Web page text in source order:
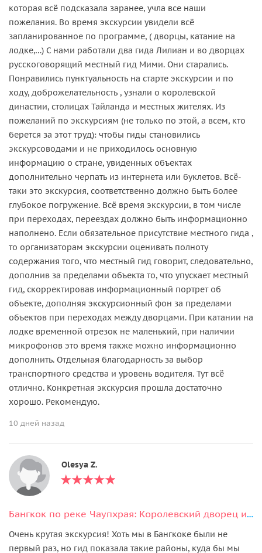
которая всё подсказала заранее, учла все наши
пожелания. Во время экскурсии увидели всё
запланированное по программе, ( дворцы, катание на
лодке,…) С нами работали два гида Лилиан и во дворцах
русскоговорящий местный гид Мими. Они старались.
Понравились пунктуальность на старте экскурсии и по
ходу, доброжелательность , узнали о королевской
династии, столицах Тайланда и местных жителях. Из
пожеланий по экскурсиям (не только по этой, а всем, кто
берется за этот труд): чтобы гиды становились
экскурсоводами и не приходилось основную
информацию о стране, увиденных объектах
дополнительно черпать из интернета или буклетов. Всё-
таки это экскурсия, соответственно должно быть более
глубокое погружение. Всё время экскурсии, в том числе
при переходах, переездах должно быть информационно
наполнено. Если обязательное присутствие местного гида ,
то организаторам экскурсии оценивать полноту
содержания того, что местный гид говорит, следовательно,
дополнив за пределами объекта то, что упускает местный
гид, скорректировав информационный портрет об
объекте, дополняя экскурсионный фон за пределами
объектов при переходах между дворцами. При катании на
лодке временной отрезок не маленький, при наличии
микрофонов это время также можно информационно
дополнить. Отдельная благодарность за выбор
транспортного средства и уровень водителя. Тут всё
отлично. Конкретная экскурсия прошла достаточно
хорошо. Рекомендую.
10 дней назад
Olesya Z.
Бангкок по реке Чаупхрая: Королевский дворец и храмы
Очень крутая экскурсия! Хоть мы в Бангкоке были не
первый раз, но гид показала такие районы, куда бы мы